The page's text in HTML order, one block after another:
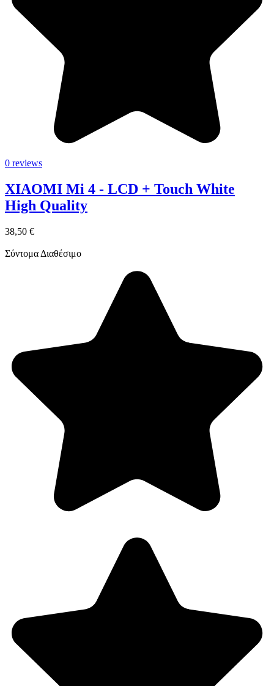
0 reviews
XIAOMI Mi 4 - LCD + Touch White
High Quality
38,50 €
Σύντομα Διαθέσιμο